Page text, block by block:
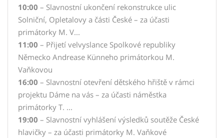
10:00 – Slavnostní ukončení rekonstrukce ulic
Solniční, Opletalovy a části České – za účasti
primátorky M. V...
11:00 – Přijetí velvyslance Spolkové republiky
Německo Andrease Künneho primátorkou M.
Vaňkovou
16:00 – Slavnostní otevření dětského hřiště v rámci
projektu Dáme na vás – za účasti náměstka
primátorky T. ...
19:00 – Slavnostní vyhlášení výsledků soutěže České
hlavičky – za účasti primátorky M. Vaňkové